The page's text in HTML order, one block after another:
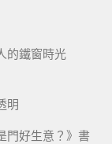
的鐵窗時光
明
門好生意？》書